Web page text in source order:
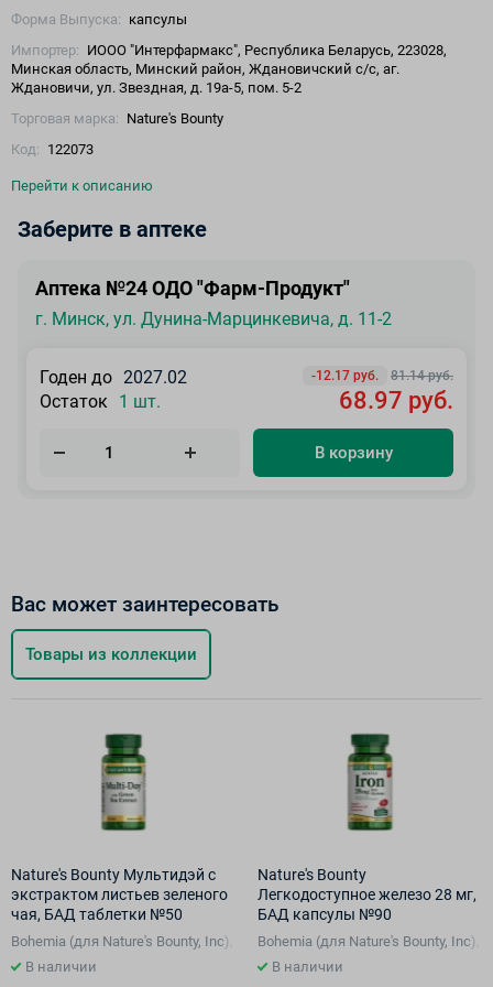
Форма Выпуска: капсулы
Импортер: ИООО "Интерфармакс", Республика Беларусь, 223028,
Минская область, Минский район, Ждановичский с/с, аг.
Ждановичи, ул. Звездная, д. 19а-5, пом. 5-2
Торговая марка: Nature's Bounty
Код: 122073
Перейти к описанию
Заберите в аптеке
Аптека №24 ОДО "Фарм-Продукт"
г. Минск, ул. Дунина-Марцинкевича, д. 11-2
Годен до 2027.02
Остаток 1 шт. 68.97 руб.
-12.17 руб. 81.14 руб.
В корзину
Вас может заинтересовать
Товары из коллекции
Nature's Bounty Мультидэй с
экстрактом листьев зеленого
чая, БАД таблетки №50
Bohemia (для Nature's Bounty, Inc), США
В наличии
Nature's Bounty
Легкодоступное железо 28 мг,
БАД капсулы №90
Bohemia (для Nature's Bounty, Inc),
В наличии